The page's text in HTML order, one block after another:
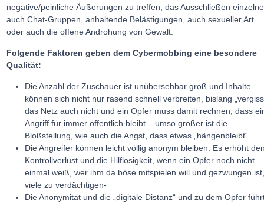
negative/peinliche Äußerungen zu treffen, das Ausschließen
auch Chat-Gruppen, anhaltende Belästigungen, auch sexueller Art
oder auch die offene Androhung von Gewalt.
Folgende Faktoren geben dem Cybermobbing eine besondere
Qualität:
Die Anzahl der Zuschauer ist unübersehbar groß und Inhalte
können sich nicht nur rasend schnell verbreiten, bislang
das Netz auch nicht und ein Opfer muss damit rechnen, dass
Angriff für immer öffentlich bleibt – umso größer ist die
Bloßstellung, wie auch die Angst, dass etwas „hängenbleibt“.
Die Angreifer können leicht völlig anonym bleiben. Es erhöht
Kontrollverlust und die Hilflosigkeit, wenn ein Opfer noch nicht
einmal weiß, wer ihm da böse mitspielen will und gezwungen ist,
viele zu verdächtigen-
Die Anonymität und die „digitale Distanz“ und zu dem Opfer